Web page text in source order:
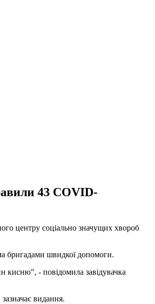
43 COVID-
центру соціально значущих хвороб
бригадами швидкої допомоги.
кисню", - повідомила завідувачка
видання.